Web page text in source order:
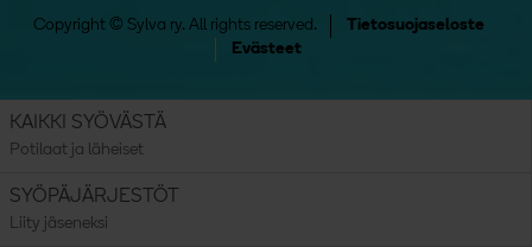
Copyright © Sylva ry. All rights reserved.
Tietosuojaseloste
Evästeet
KAIKKI SYÖVÄSTÄ
Potilaat ja läheiset
SYÖPÄJÄRJESTÖT
Liity jäseneksi